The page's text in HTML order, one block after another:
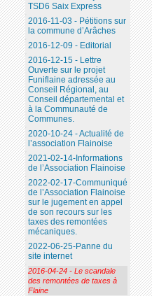
TSD6 Saix Express
2016-11-03 - Pétitions sur
la commune d’Arâches
2016-12-09 - Editorial
2016-12-15 - Lettre
Ouverte sur le projet
Funiflaine adressée au
Conseil Régional, au
Conseil départemental et
à la Communauté de
Communes.
2020-10-24 - Actualité de
l’association Flainoise
2021-02-14-Informations
de l’Association Flainoise
2022-02-17-Communiqué
de l’Association Flainoise
sur le jugement en appel
de son recours sur les
taxes des remontées
mécaniques.
2022-06-25-Panne du
site internet
2016-04-24 - Le scandale
des remontées de taxes à
Flaine